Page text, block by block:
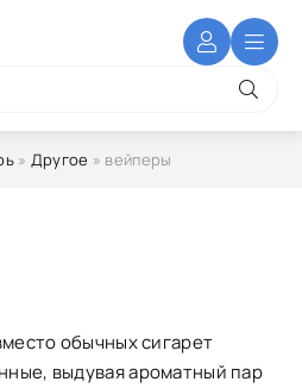
» Другое » вейперы
обычных сигарет
выдувая ароматный пар